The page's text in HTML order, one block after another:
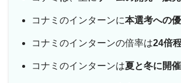
コナミのインターンに本選考への
コナミのインターンの倍率は24倍
コナミのインターンは夏と冬に開催